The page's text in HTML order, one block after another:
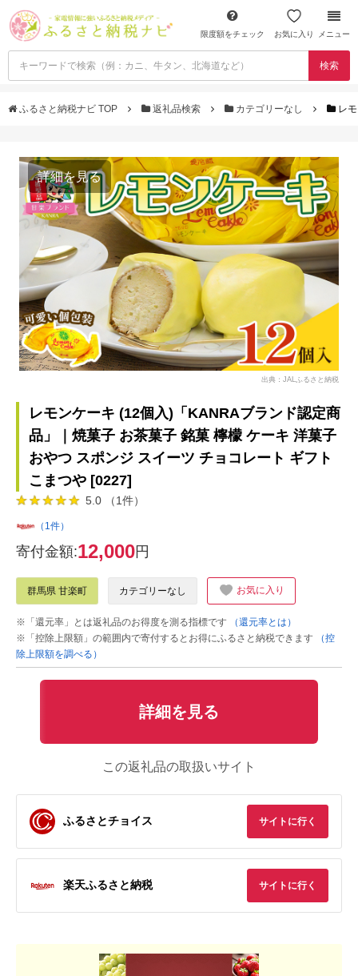
限度額をチェック お気に入り メニュー
検索
ふるさと納税ナビ TOP 返礼品検索 カテゴリーなし レ
詳細を見る
出典：JALふるさと納税
レモンケーキ (12個入)「KANRAブランド認定商
品」｜焼菓子 お茶菓子 銘菓 檸檬 ケーキ 洋菓子
おやつ スポンジ スイーツ チョコレート ギフト
こまつや [0227]
5.0 （1件）
（1件）
寄付金額:12,000円
群馬県 甘楽町 カテゴリーなし お気に入り
※「還元率」とは返礼品のお得度を測る指標です
（還元率とは）
※「控除上限額」の範囲内で寄付するとお得にふるさと納税できます
（控
除上限額を調べる）
詳細を見る
この返礼品の取扱いサイト
ふるさとチョイス サイトに行く
楽天ふるさと納税 サイトに行く